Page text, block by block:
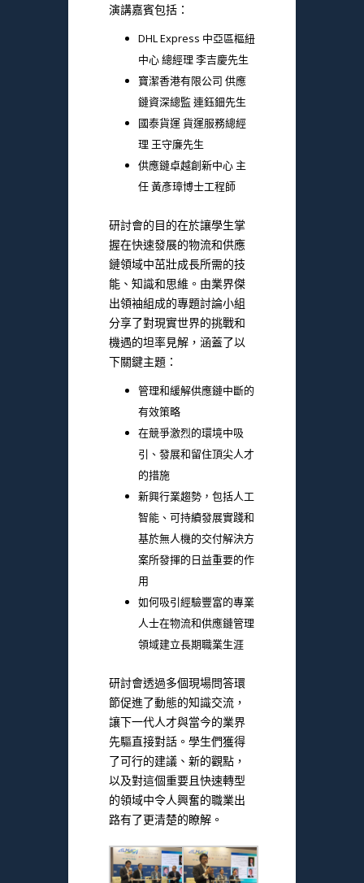
演講嘉賓包括：
DHL Express 中亞區樞紐
中心 總經理 李吉慶先生
寶潔香港有限公司 供應
鏈資深總監 連鈺鈿先生
國泰貨運 貨運服務總經
理 王守廉先生
供應鏈卓越創新中心 主
任 黃彥璋博士工程師
研討會的目的在於讓學生掌
握在快速發展的物流和供應
鏈領域中茁壯成長所需的技
能、知識和思維。由業界傑
出領袖組成的專題討論小組
分享了對現實世界的挑戰和
機遇的坦率見解，涵蓋了以
下關鍵主題：
管理和緩解供應鏈中斷的
有效策略
在競爭激烈的環境中吸
引、發展和留住頂尖人才
的措施
新興行業趨勢，包括人工
智能、可持續發展實踐和
基於無人機的交付解決方
案所發揮的日益重要的作
用
如何吸引經驗豐富的專業
人士在物流和供應鏈管理
領域建立長期職業生涯
研討會透過多個現場問答環
節促進了動態的知識交流，
讓下一代人才與當今的業界
先驅直接對話。學生們獲得
了可行的建議、新的觀點，
以及對這個重要且快速轉型
的領域中令人興奮的職業出
路有了更清楚的瞭解。